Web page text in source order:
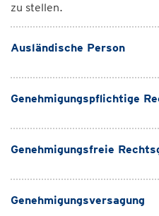
zu stellen.
Ausländische Person
Genehmigungspflichtige
Genehmigungsfreie
Genehmigungsversagung